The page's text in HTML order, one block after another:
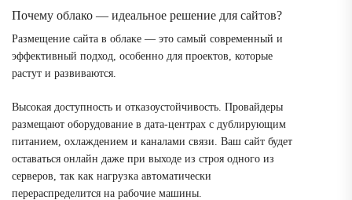
Почему облако — идеальное решение для сайтов?
Размещение сайта в облаке — это самый современный и
эффективный подход, особенно для проектов, которые
растут и развиваются.
Высокая доступность и отказоустойчивость. Провайдеры
размещают оборудование в дата-центрах с дублирующим
питанием, охлаждением и каналами связи. Ваш сайт будет
оставаться онлайн даже при выходе из строя одного из
серверов, так как нагрузка автоматически
перераспределится на рабочие машины.